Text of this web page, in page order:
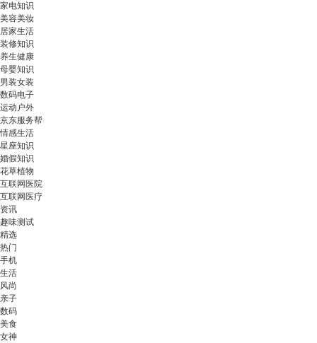
家电知识
美容美妆
居家生活
装修知识
养生健康
母婴知识
男装女装
数码电子
运动户外
京东服务帮
情感生活
星座知识
婚假知识
花草植物
互联网医院
互联网医疗
资讯
趣味测试
精选
热门
手机
生活
风尚
亲子
数码
美食
女神